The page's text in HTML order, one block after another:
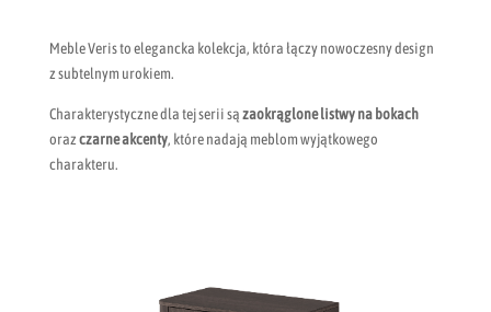
Meble Veris to elegancka kolekcja, która łączy nowoczesny design
z subtelnym urokiem.
Charakterystyczne dla tej serii sązaokrąglone listwy na bokach
orazczarne akcenty, które nadają meblom wyjątkowego
charakteru.